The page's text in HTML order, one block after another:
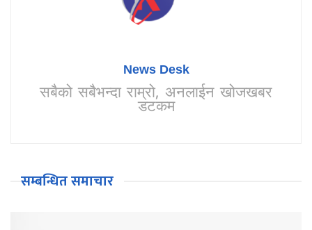
News Desk
सबैको सबैभन्दा राम्रो, अनलाईन खोजखबर
डटकम
सम्बन्धित समाचार